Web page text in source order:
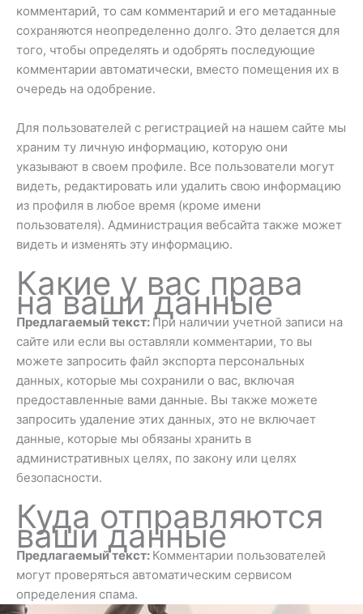
комментарий, то сам комментарий и его метаданные
сохраняются неопределенно долго. Это делается для
того, чтобы определять и одобрять последующие
комментарии автоматически, вместо помещения их в
очередь на одобрение.
Для пользователей с регистрацией на нашем сайте мы
храним ту личную информацию, которую они
указывают в своем профиле. Все пользователи могут
видеть, редактировать или удалить свою информацию
из профиля в любое время (кроме имени
пользователя). Администрация вебсайта также может
видеть и изменять эту информацию.
Какие у вас права
на ваши данные
Предлагаемый текст: При наличии учетной записи на
сайте или если вы оставляли комментарии, то вы
можете запросить файл экспорта персональных
данных, которые мы сохранили о вас, включая
предоставленные вами данные. Вы также можете
запросить удаление этих данных, это не включает
данные, которые мы обязаны хранить в
административных целях, по закону или целях
безопасности.
Куда отправляются
ваши данные
Предлагаемый текст: Комментарии пользователей
могут проверяться автоматическим сервисом
определения спама.